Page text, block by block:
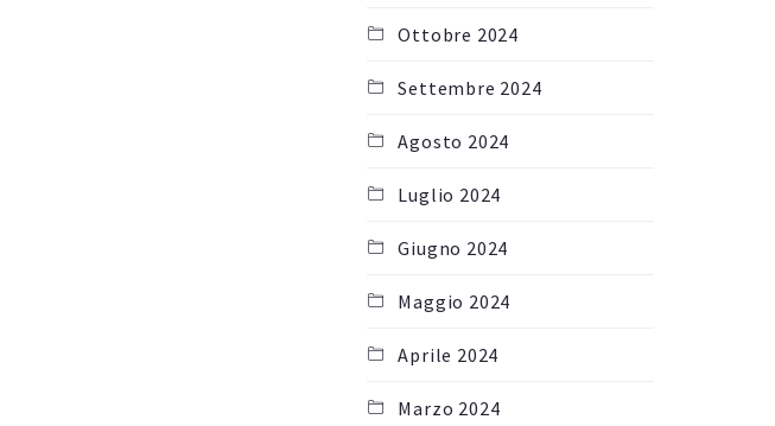
Ottobre 2024
Settembre 2024
Agosto 2024
Luglio 2024
Giugno 2024
Maggio 2024
Aprile 2024
Marzo 2024